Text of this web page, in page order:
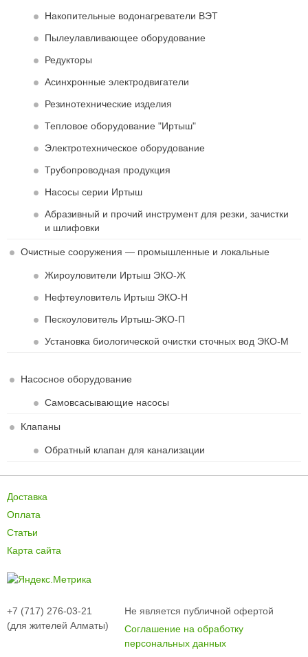
Накопительные водонагреватели ВЭТ
Пылеулавливающее оборудование
Редукторы
Асинхронные электродвигатели
Резинотехнические изделия
Тепловое оборудование "Иртыш"
Электротехническое оборудование
Трубопроводная продукция
Насосы серии Иртыш
Абразивный и прочий инструмент для резки, зачистки
и шлифовки
Очистные сооружения — промышленные и локальные
Жироуловители Иртыш ЭКО-Ж
Нефтеуловитель Иртыш ЭКО-Н
Пескоуловитель Иртыш-ЭКО-П
Установка биологической очистки сточных вод ЭКО-М
Насосное оборудование
Самовсасывающие насосы
Клапаны
Обратный клапан для канализации
Доставка
Оплата
Статьи
Карта сайта
+7 (717) 276-03-21
(для жителей Алматы)
Не является публичной офертой
Соглашение на обработку
персональных данных